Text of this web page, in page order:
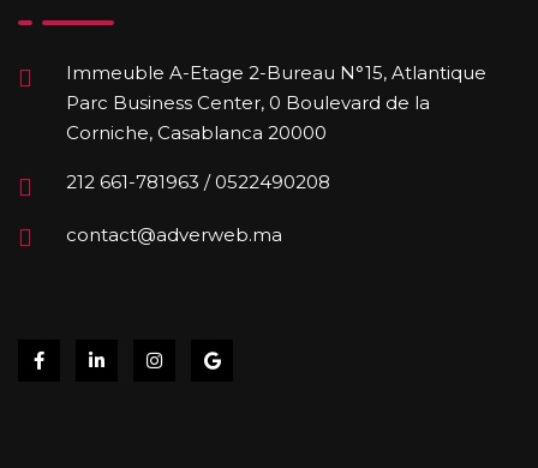
Immeuble A-Etage 2-Bureau N°15, Atlantique
Parc Business Center, 0 Boulevard de la
Corniche, Casablanca 20000
212 661-781963 / 0522490208
contact@adverweb.ma